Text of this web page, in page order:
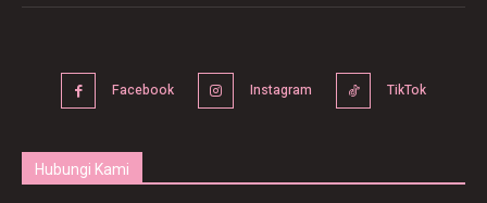
Facebook Instagram TikTok
Hubungi Kami